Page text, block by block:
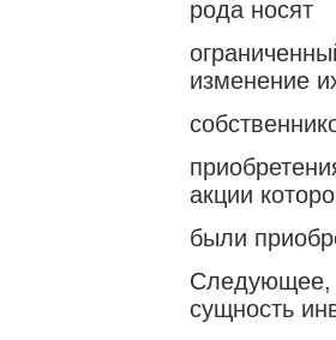
рода носят
изменение
акции
были
Следующее,
сущность